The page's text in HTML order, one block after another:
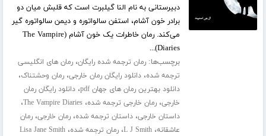
دبیرستانی به نام النا گیلبرت است که قلبش میان دو
برادر خون آشام، استفن سالواتوره و دیمن سالواتوره گیر
می‌کند. رمان خاطرات یک خون آشام (The Vampire
Diaries)...
برچسب‌ها:رمان ترجمه شده رایگان،رمان های انگلیسی
ترجمه شده،دانلود رایگان رمان خارجی،رمان وحشتناک،
دانلود بهترین رمان های جهان pdf ،دانلود رایگان رمان
خارجی،رمان خارجی ترجمه شده،The Vampire Diaries،
داستان خارجی،داستان ترجمه شده،رمان خارجی،رمان
عاشقانه،L J Smith،رمان ترجمه شده،Lisa Jane Smith